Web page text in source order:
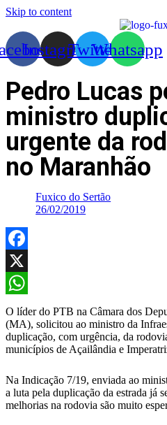
Skip to content
InstagramTwitterWhatsapp
Pedro Lucas
ministro
urgente da
no Maranhão
Fuxico do Sertão
26/02/2019
Facebook
X
WhatsApp
O líder do PTB na Câmara dos
(MA), solicitou ao ministro da
duplicação, com urgência, da
municípios de Açailândia e
Na Indicação 7/19, enviada ao
a luta pela duplicação da estrada já
melhorias na rodovia são muito